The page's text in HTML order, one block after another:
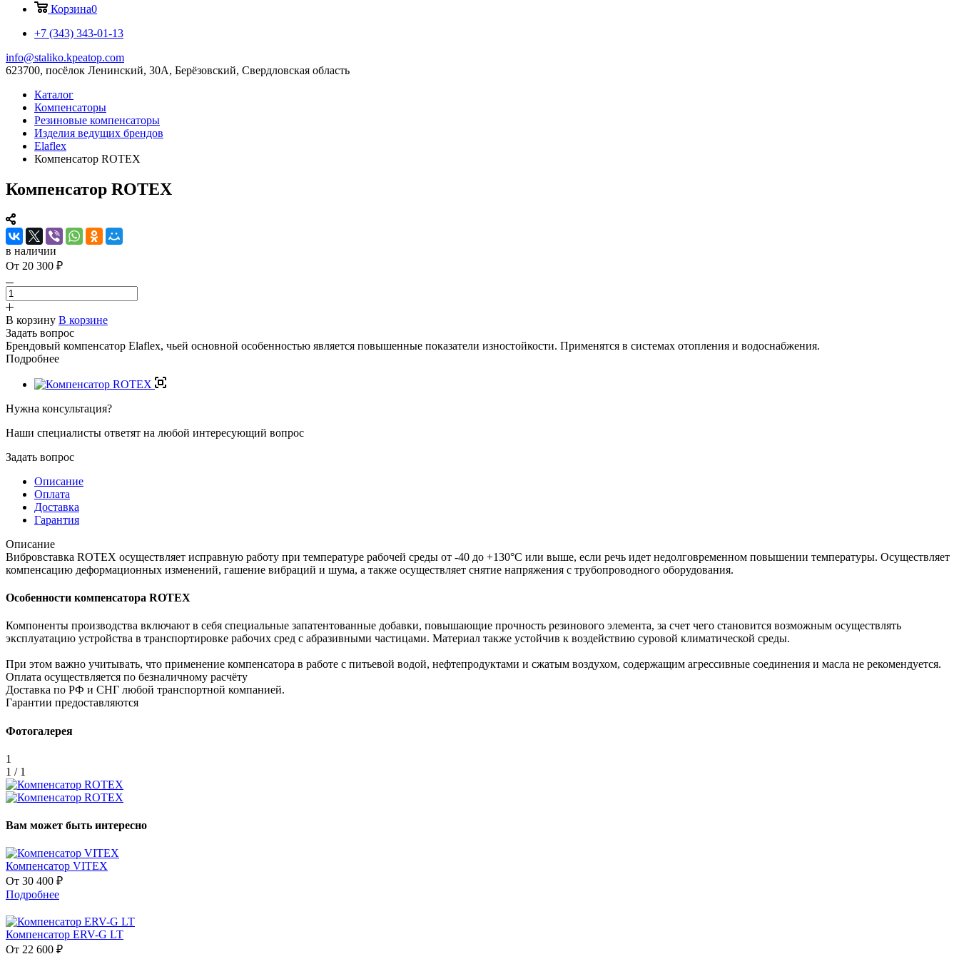
Корзина0
+7 (343) 343-01-13
info@staliko.kpeatop.com
623700, посёлок Ленинский, 30А, Берёзовский, Свердловская область
Каталог
Компенсаторы
Резиновые компенсаторы
Изделия ведущих брендов
Elaflex
Компенсатор ROTEX
Компенсатор ROTEX
в наличии
От 20 300 ₽
В корзину В корзине
Задать вопрос
Брендовый компенсатор Elaflex, чьей основной особенностью является повышенные показатели изностойкости. Применятся в системах отопления и водоснабжения.
Подробнее
Нужна консультация?
Наши специалисты ответят на любой интересующий вопрос
Задать вопрос
Описание
Оплата
Доставка
Гарантия
Описание
Вибровставка ROTEX осуществляет исправную работу при температуре рабочей среды от -40 до +130°C или выше, если речь идет недолговременном повышении температуры. Осуществляет
компенсацию деформационных изменений, гашение вибраций и шума, а также осуществляет снятие напряжения с трубопроводного оборудования.
Особенности компенсатора ROTEX
Компоненты производства включают в себя специальные запатентованные добавки, повышающие прочность резинового элемента, за счет чего становится возможным осуществлять
эксплуатацию устройства в транспортировке рабочих сред с абразивными частицами. Материал также устойчив к воздействию суровой климатической среды.
При этом важно учитывать, что применение компенсатора в работе с питьевой водой, нефтепродуктами и сжатым воздухом, содержащим агрессивные соединения и масла не рекомендуется.
Оплата осуществляется по безналичному расчёту
Доставка по РФ и СНГ любой транспортной компанией.
Гарантии предоставляются
Фотогалерея
1
1 / 1
Вам может быть интересно
Компенсатор VITEX
От 30 400 ₽
Подробнее
Компенсатор ERV-G LT
От 22 600 ₽